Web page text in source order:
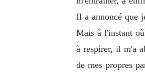
Je suis restée
Mais alors qu'ils
Il a annoncé que
Mais à l'instant
à respirer, il m'a
de mes propres